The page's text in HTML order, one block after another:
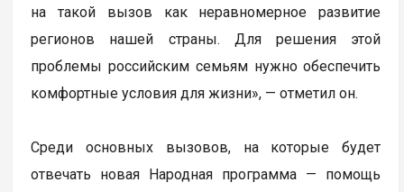
на такой вызов как неравномерное развитие
регионов нашей страны. Для решения этой
проблемы российским семьям нужно обеспечить
комфортные условия для жизни», — отметил он.
Среди основных вызовов, на которые будет
отвечать новая Народная программа — помощь